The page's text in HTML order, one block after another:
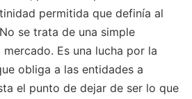
permitida que definía al
se trata de una simple
Es una lucha por la
obliga a las entidades a
el punto de dejar de ser lo que